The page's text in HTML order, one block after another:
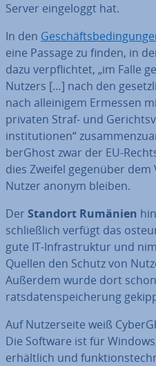
Server ein­ge­loggt hat.
In den
eine Passage zu finden, in
dazu ver­pflich­tet, „im Falle
Nutzers […] nach den
nach al­lei­ni­gem Ermessen
privaten Straf- und
in­sti­tu­tio­nen“
berG­host zwar der EU-
dies Zweifel gegenüber
Nutzer anonym bleiben.
Der Standort Rumänien
schließ­lich verfügt das
gute IT-In­fra­struk­tur und
Quellen den Schutz von
Außerdem wurde dort
rats­da­ten­spei­che­rung
Auf Nut­zer­sei­te weiß
Die Software ist für
er­hält­lich und